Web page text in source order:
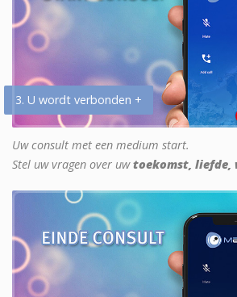
3. U wordt verbonden +
Uw consult met een medium start.
Stel uw vragen over uwtoekomst, liefde,